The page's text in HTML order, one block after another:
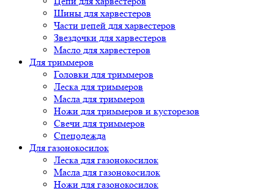
Шины для харвестеров
Части цепей для харвестеров
Звездочки для харвестеров
Масло для харвестеров
Для триммеров
Головки для триммеров
Леска для триммеров
Масла для триммеров
Ножи для триммеров и кусторезов
Свечи для триммеров
Спецодежда
Для газонокосилок
Леска для газонокосилок
Масла для газонокосилок
Ножи для газонокосилок